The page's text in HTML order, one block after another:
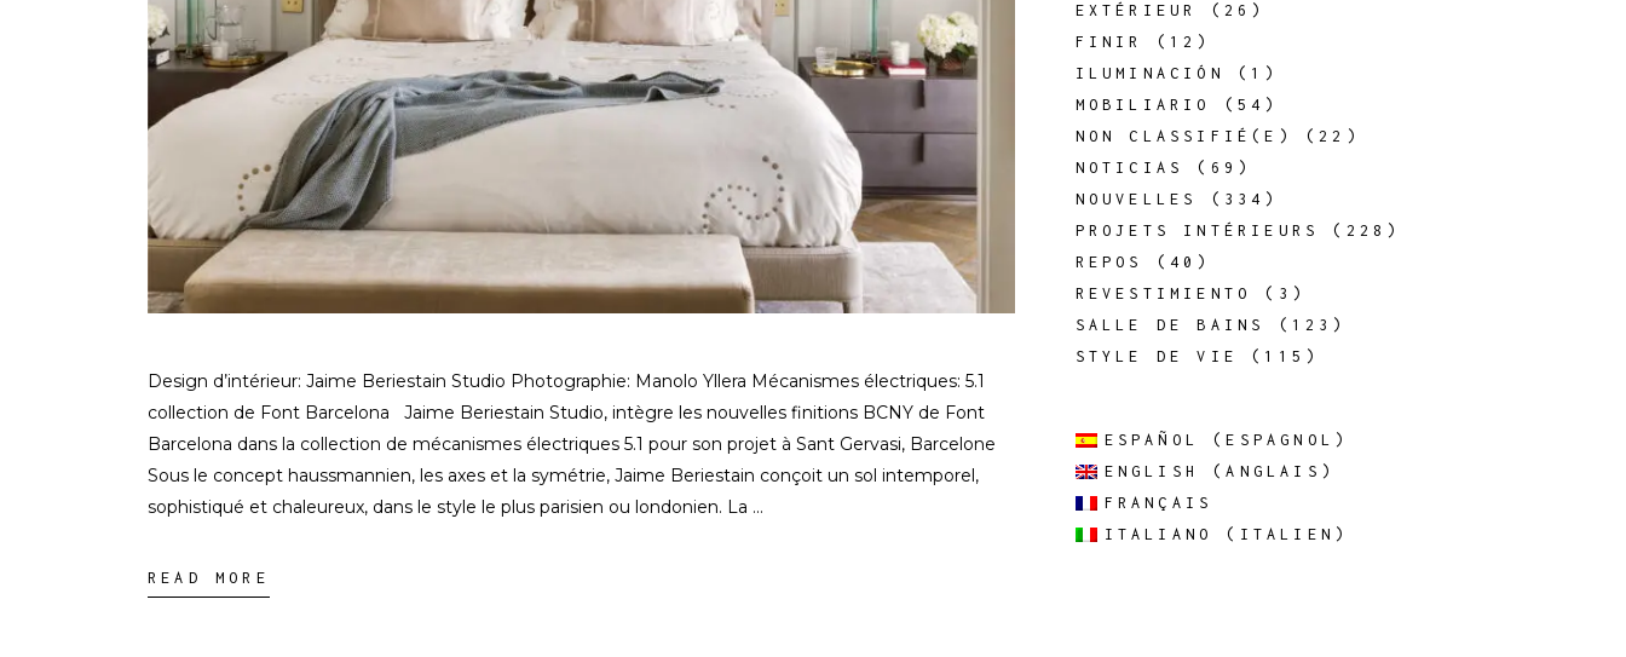
Design d’intérieur: Jaime Beriestain Studio Photographie: Manolo Yllera Mécanismes électriques: 5.1
collection de Font Barcelona Jaime Beriestain Studio, intègre les nouvelles finitions BCNY de Font
Barcelona dans la collection de mécanismes électriques 5.1 pour son projet à Sant Gervasi, Barcelone
Sous le concept haussmannien, les axes et la symétrie, Jaime Beriestain conçoit un sol intemporel,
sophistiqué et chaleureux, dans le style le plus parisien ou londonien. La
READ MORE
EXTÉRIEUR
(26)
FINIR
(12)
ILUMINACIÓN
(1)
MOBILIARIO
(54)
NON CLASSIFIÉ(E)
(22)
NOTICIAS
(69)
NOUVELLES
(334)
PROJETS INTÉRIEURS
(228)
REPOS
(40)
REVESTIMIENTO
(3)
SALLE DE BAINS
(123)
STYLE DE VIE
(115)
ESPAÑOL (ESPAGNOL )
ENGLISH
(ANGLAIS )
FRANÇAIS
ITALIANO
( ITALIEN )